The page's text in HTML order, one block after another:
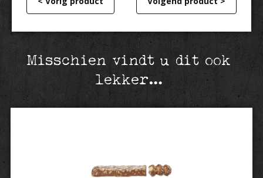
Misschien vindt u dit ook
lekker…